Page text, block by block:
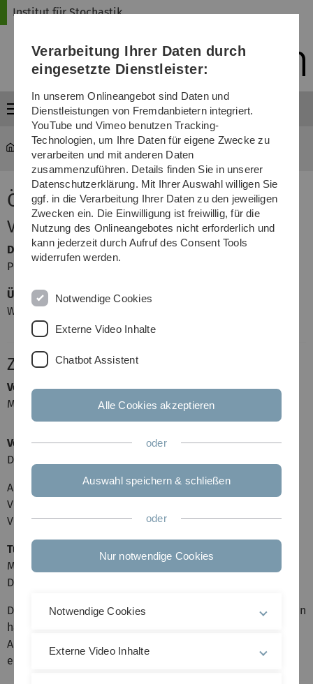
Direkt
Direkt
Direkt
(Sprache,
Drucken,
Media)
Direkt
Direkt
Institut für Stochastik
Menü
mawi-stochastik Ökonometrie
Ökonometrie
Veranstalter
Dozent
Prof. Dr. Evgeny Spodarev
Übungsleiter
Wolfgang Karcher
Zeit und Ort
Vorlesung
Montag 12-14 Uhr in H12
Vorlesung bzw. Übung
Donnerstag 12-14 Uhr in H12
An diesem Termin finden im wöchentlichen Wechsel
Vorlesungen bzw. Übungen statt. In der ersten Woche ist
Vorlesung.
Tutorien
Montag 10-12 Uhr in O25/151
Donnerstag 14-16 Uhr in O28/2004
Diejenigen, die sich für Donnerstag in die Liste eingetragen
haben, bitte auch zu diesem Termin ins Tutorium gehen.
Alle anderen sind für das Tutorium am Montag
eingetragen.
Verarbeitung Ihrer Daten durch
eingesetzte Dienstleister:
In unserem Onlineangebot sind Daten und
Dienstleistungen von Fremdanbietern integriert.
YouTube und Vimeo benutzen Tracking-
Technologien, um Ihre Daten für eigene Zwecke zu
verarbeiten und mit anderen Daten
zusammenzuführen. Details finden Sie in unserer
Datenschutzerklärung. Mit Ihrer Auswahl willigen Sie
ggf. in die Verarbeitung Ihrer Daten zu den jeweiligen
Zwecken ein. Die Einwilligung ist freiwillig, für die
Nutzung des Onlineangebotes nicht erforderlich und
kann jederzeit durch Aufruf des Consent Tools
widerrufen werden.
Notwendige Cookies
Externe Video Inhalte
Chatbot Assistent
Alle Cookies akzeptieren
oder
Auswahl speichern & schließen
oder
Nur notwendige Cookies
Notwendige Cookies
Externe Video Inhalte